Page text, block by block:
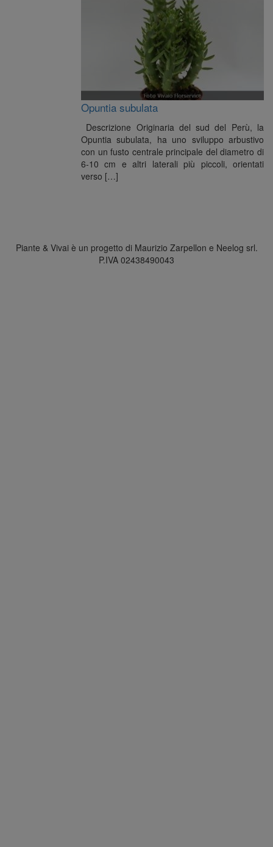
Opuntia subulata
Descrizione Originaria del sud del Perù, la
Opuntia subulata, ha uno sviluppo arbustivo
con un fusto centrale principale del diametro di
6-10 cm e altri laterali più piccoli, orientati
verso […]
Piante & Vivai è un progetto di Maurizio Zarpellon e Neelog srl.
P.IVA 02438490043